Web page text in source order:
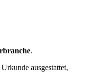
.
ausgestattet,